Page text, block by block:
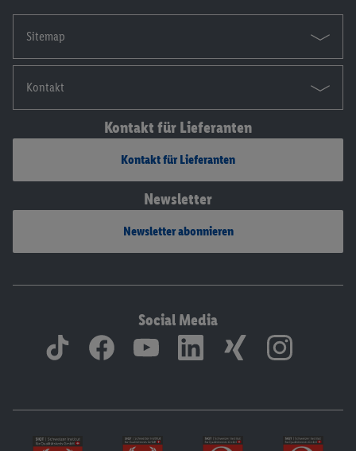
Sitemap
Kontakt
Kontakt für Lieferanten
Kontakt für Lieferanten
Newsletter
Newsletter abonnieren
Social Media